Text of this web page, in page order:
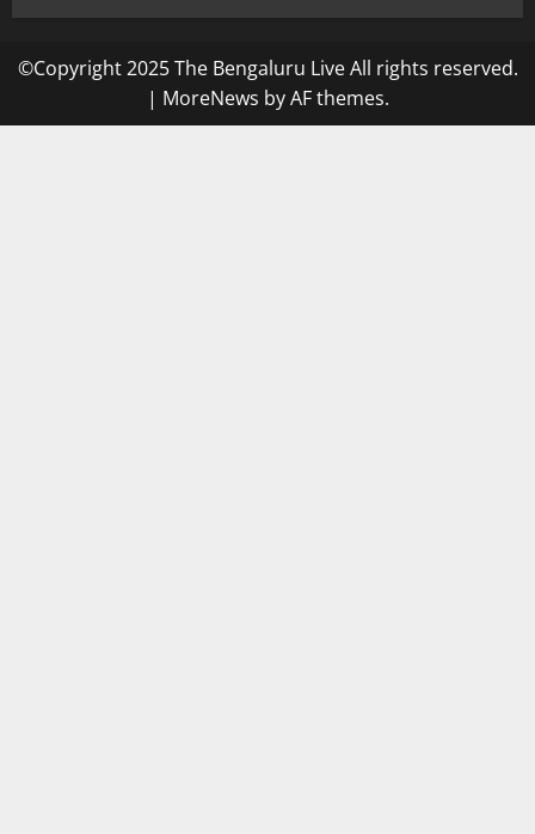
©Copyright 2025 The Bengaluru Live All rights reserved.
| MoreNews by AF themes.